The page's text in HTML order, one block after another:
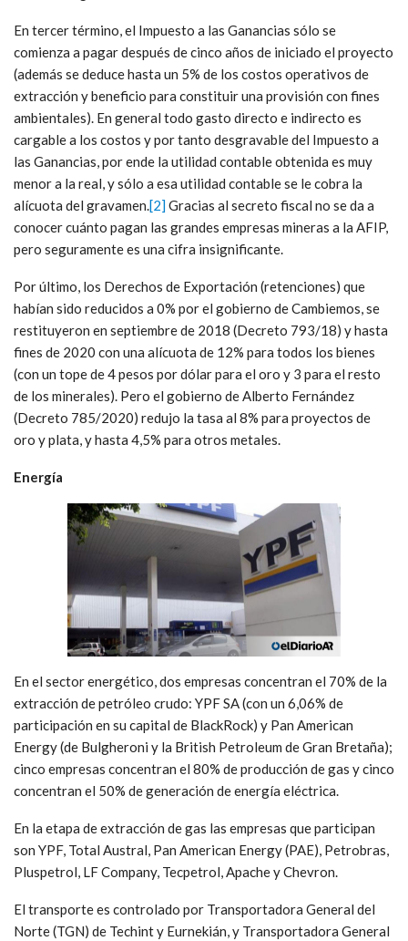
En tercer término, el Impuesto a las Ganancias sólo se
comienza a pagar después de cinco años de iniciado el proyecto
(además se deduce hasta un 5% de los costos operativos de
extracción y beneficio para constituir una provisión con fines
ambientales). En general todo gasto directo e indirecto es
cargable a los costos y por tanto desgravable del Impuesto a
las Ganancias, por ende la utilidad contable obtenida es muy
menor a la real, y sólo a esa utilidad contable se le cobra la
alícuota del gravamen.[2]Gracias al secreto fiscal no se da a
conocer cuánto pagan las grandes empresas mineras a la AFIP,
pero seguramente es una cifra insignificante.
Por último, los Derechos de Exportación (retenciones) que
habían sido reducidos a 0% por el gobierno de Cambiemos, se
restituyeron en septiembre de 2018 (Decreto 793/18) y hasta
fines de 2020 con una alícuota de 12% para todos los bienes
(con un tope de 4 pesos por dólar para el oro y 3 para el resto
de los minerales). Pero el gobierno de Alberto Fernández
(Decreto 785/2020) redujo la tasa al 8% para proyectos de
oro y plata, y hasta 4,5% para otros metales.
Energía
En el sector energético, dos empresas concentran el 70% de la
extracción de petróleo crudo: YPF SA (con un 6,06% de
participación en su capital de BlackRock) y Pan American
Energy (de Bulgheroni y la British Petroleum de Gran Bretaña);
cinco empresas concentran el 80% de producción de gas y cinco
concentran el 50% de generación de energía eléctrica.
En la etapa de extracción de gas las empresas que participan
son YPF, Total Austral, Pan American Energy (PAE), Petrobras,
Pluspetrol, LF Company, Tecpetrol, Apache y Chevron.
El transporte es controlado por Transportadora General del
Norte (TGN) de Techint y Eurnekián, y Transportadora General